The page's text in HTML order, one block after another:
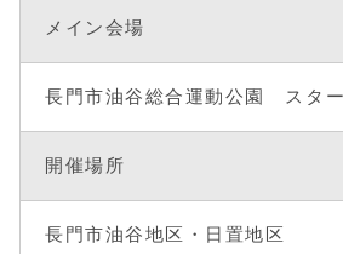
メイン会場
長門市油谷総合運動公園 スタ
開催場所
長門市油谷地区・日置地区